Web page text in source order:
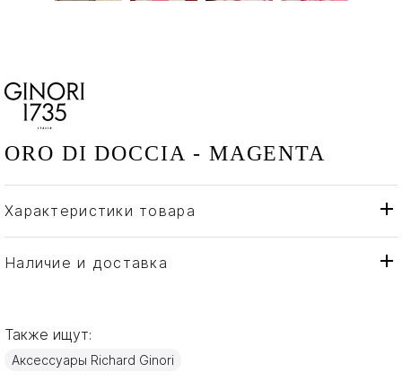
ORO DI DOCCIA - MAGENTA
Характеристики товара
Бренд
Richard Ginori
Страна производителя
Наличие и доставка
Также ищут:
Аксессуары Richard Ginori